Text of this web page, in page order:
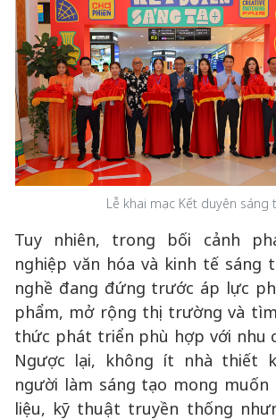
Lễ khai mạc Kết duyên sáng
Tuy nhiên, trong bối cảnh
nghiệp văn hóa và kinh tế sáng
nghề đang đứng trước áp lực
phẩm, mở rộng thị trường và
thức phát triển phù hợp với nhu
Ngược lại, không ít nhà thiết
người làm sáng tạo mong muốn
liệu, kỹ thuật truyền thống